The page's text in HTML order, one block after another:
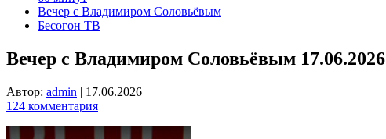
Вечер с Владимиром Соловьёвым
Бесогон ТВ
Вечер с Владимиром Соловьёвым 17.06.2026
Автор: admin | 17.06.2026
124 комментария